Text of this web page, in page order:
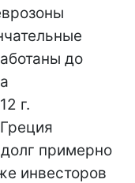
до
г.
примерно
инвесторов